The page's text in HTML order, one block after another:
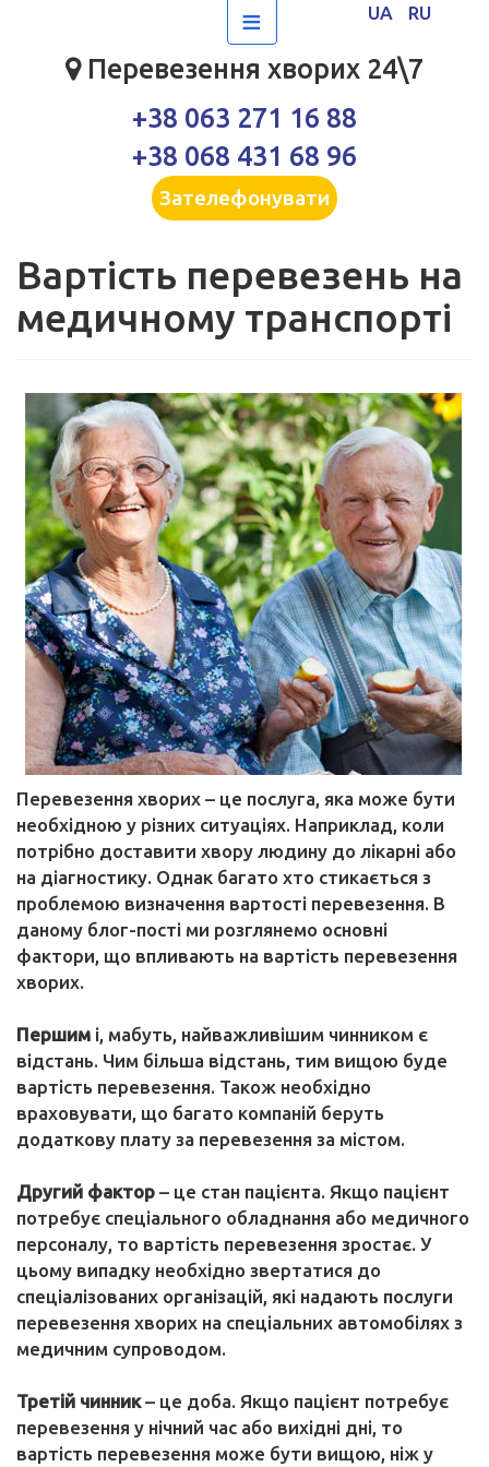
≡ UA RU
Перевезення хворих 24\7
+38 063 271 16 88
+38 068 431 68 96
Зателефонувати
Вартість перевезень на
медичному транспорті
Перевезення хворих – це послуга, яка може бути
необхідною у різних ситуаціях. Наприклад, коли
потрібно доставити хвору людину до лікарні або
на діагностику. Однак багато хто стикається з
проблемою визначення вартості перевезення. В
даному блог-пості ми розглянемо основні
фактори, що впливають на вартість перевезення
хворих.
Першим і, мабуть, найважливішим чинником є
відстань. Чим більша відстань, тим вищою буде
вартість перевезення. Також необхідно
враховувати, що багато компаній беруть
додаткову плату за перевезення за містом.
Другий фактор – це стан пацієнта. Якщо пацієнт
потребує спеціального обладнання або медичного
персоналу, то вартість перевезення зростає. У
цьому випадку необхідно звертатися до
спеціалізованих організацій, які надають послуги
перевезення хворих на спеціальних автомобілях з
медичним супроводом.
Третій чинник– це доба. Якщо пацієнт потребує
перевезення у нічний час або вихідні дні, то
вартість перевезення може бути вищою, ніж у